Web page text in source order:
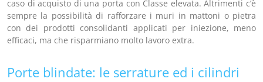
caso di acquisto di una porta con Classe elevata. Altrimenti c’è
sempre la possibilità di rafforzare i muri in mattoni o pietra
con dei prodotti consolidanti applicati per iniezione, meno
efficaci, ma che risparmiano molto lavoro extra.
Porte blindate: le serrature ed i cilindri